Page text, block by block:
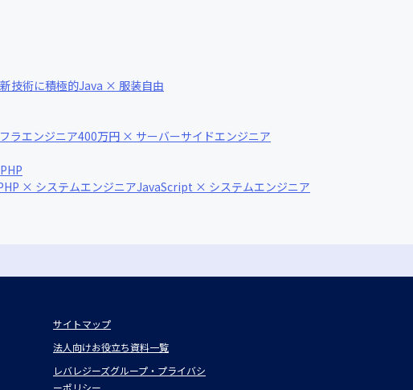
技術に積極的Java × 服装自由
ラエンジニア400万円 × サーバーサイドエンジニア
× システムエンジニアJavaScript × システムエンジニア
サイトマップ
法人向けお役立ち資料一覧
レバレジーズグループ・プライバシ
ーポリシー